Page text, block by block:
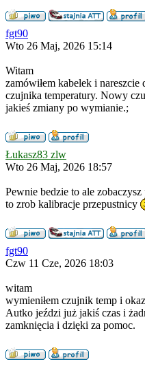
fgt90
Wto 26 Maj, 2026 15:14
Witam
zamówiłem kabelek i
czujnika temperatury. Nowy
jakieś zmiany po wymianie.;
Łukasz83 zlw
Wto 26 Maj, 2026 18:57
Pewnie bedzie to ale
to zrob kalibracje przepustnicy
fgt90
Czw 11 Cze, 2026 18:03
witam
wymieniłem czujnik temp i
Autko jeździ już jakiś czas i
zamknięcia i dzięki za pomoc.